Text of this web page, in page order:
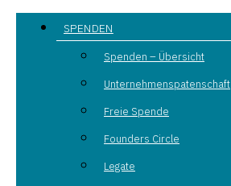
SPENDEN
Spenden – Übersicht
Unternehmenspatenschaft
Freie Spende
Founders Circle
Legate